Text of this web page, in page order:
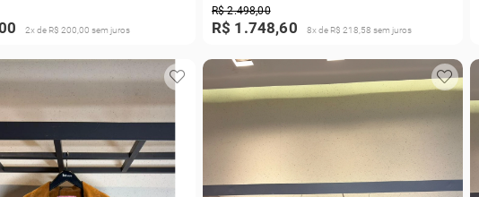
2x de R$ 200,00 sem juros
R$ 2.498,00
R$ 1.748,60 8x de R$ 218,58 sem juros